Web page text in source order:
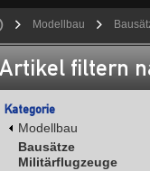
Modellbau
Artikel filtern
Kategorie
Modellbau
Bausätze
Militärflugzeuge